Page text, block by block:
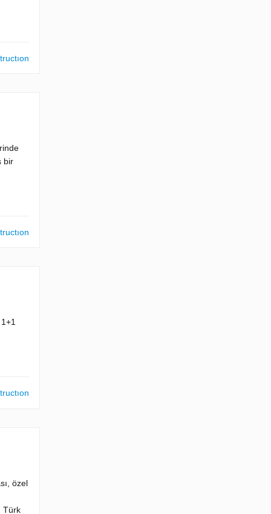
bir
özel
Türk